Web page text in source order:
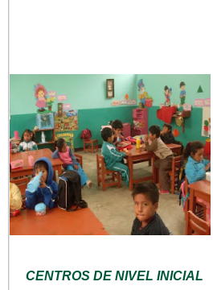
CENTROS DE NIVEL INICIAL